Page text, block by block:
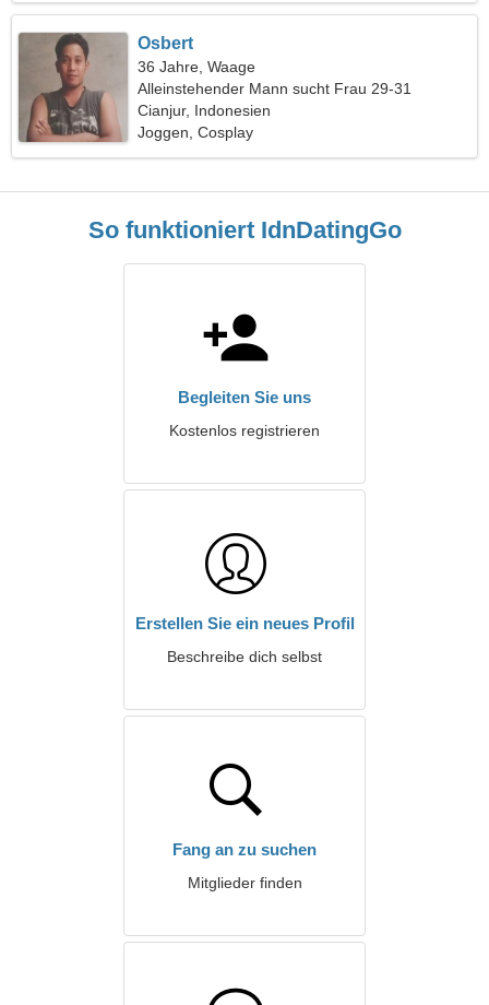
Osbert
36 Jahre, Waage
Alleinstehender Mann sucht Frau 29-31
Cianjur, Indonesien
Joggen, Cosplay
So funktioniert IdnDatingGo
Begleiten Sie uns
Kostenlos registrieren
Erstellen Sie ein neues Profil
Beschreibe dich selbst
Fang an zu suchen
Mitglieder finden